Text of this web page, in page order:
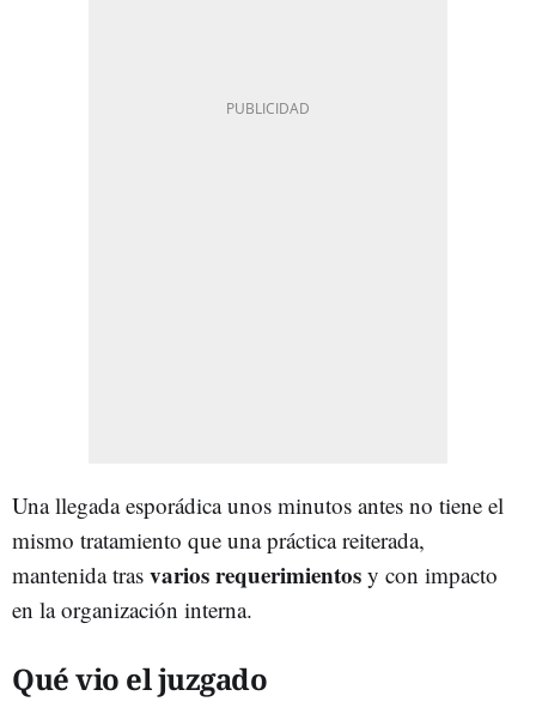
Una llegada esporádica unos minutos antes no tiene el
mismo tratamiento que una práctica reiterada,
mantenida tras varios requerimientos y con impacto
en la organización interna.
Qué vio el juzgado